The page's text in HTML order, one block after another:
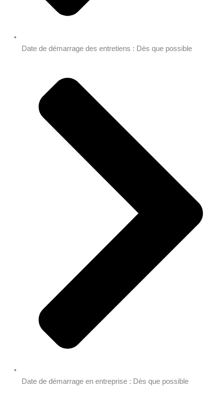
Date de démarrage des entretiens : Dès que possible
Date de démarrage en entreprise : Dès que possible